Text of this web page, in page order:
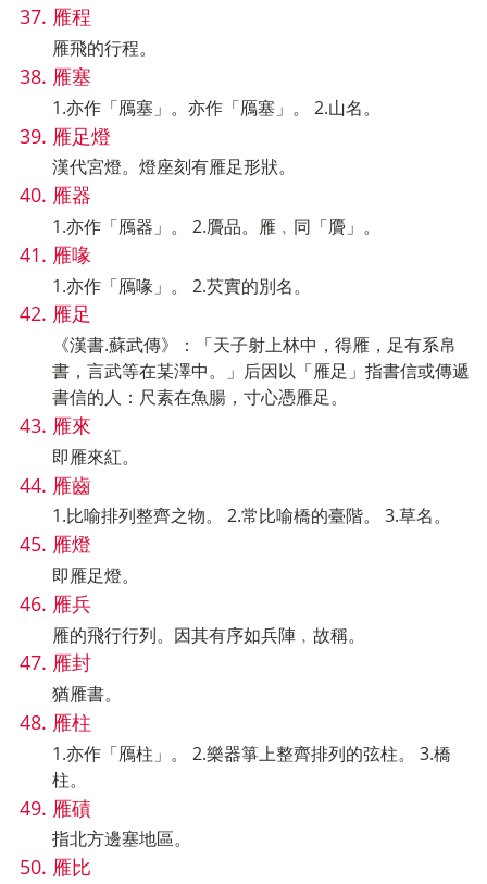
雁程
雁飛的行程。
雁塞
1.亦作「鴈塞」。亦作「鴈塞」。 2.山名。
雁足燈
漢代宮燈。燈座刻有雁足形狀。
雁器
1.亦作「鴈器」。 2.贗品。雁﹐同「贗」。
雁喙
1.亦作「鴈喙」。 2.芡實的別名。
雁足
《漢書.蘇武傳》：「天子射上林中，得雁，足有系帛
書，言武等在某澤中。」后因以「雁足」指書信或傳遞
書信的人：尺素在魚腸，寸心憑雁足。
雁來
即雁來紅。
雁齒
1.比喻排列整齊之物。 2.常比喻橋的臺階。 3.草名。
雁燈
即雁足燈。
雁兵
雁的飛行行列。因其有序如兵陣﹐故稱。
雁封
猶雁書。
雁柱
1.亦作「鴈柱」。 2.樂器箏上整齊排列的弦柱。 3.橋
柱。
雁磧
指北方邊塞地區。
雁比